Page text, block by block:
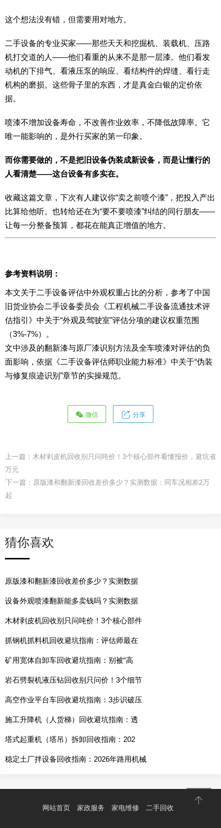
这个想法没有错，但需要用对地方。
二手设备的专业买家——那些天天和挖掘机、装载机、压路
机打交道的人——他们看重的从来不是那一层漆。他们看发
动机的下排气、看液压泵的响应、看结构件的焊缝、看行走
机构的磨损。这些骨子里的东西，才是真金白银的定价依
据。
喷漆不增加设备寿命，不改善作业效率，不降低故障率。它
唯一能影响的，是外行买家的第一印象。
而你需要做的，不是把旧设备伪装成新设备，而是让懂行的
人看清楚——这台设备有多实在。
收藏这篇文章，下次有人建议你“卖之前喷个漆”，把投入产出
比算给他听。也转给还在为“要不要喷漆”纠结的同行朋友——
让每一分整备预算，都花在能真正增值的地方。
参考资料说明：
本文关于二手设备评估中外观权重占比的分析，参考了中国
旧货业协会二手设备委员会《工程机械二手设备流通技术评
估指引》中关于“外观及驾驶室”评估分项的建议权重范围
（3%-7%）。
文中涉及的翻新漆与原厂漆识别方法及全车喷漆对评估的负
面影响，依据《二手设备评估师职业能力标准》中关于“伪装
与修复痕迹识别”章节的实操规范。
微信 分享
上一篇： 木材剥皮机回收别只问吨价！3个核心部件看懂报价，避坑省
万元
下一篇： 原版漆和翻新漆回收差价多少？实测数据：同车况相差2万
起
猜你喜欢
原版漆和翻新漆回收差价多少？实测数据
设备外观喷漆翻新能多卖钱吗？实测数据
木材剥皮机回收别只问吨价！3个核心部件
抓钢机抓料机回收避坑指南：评估师最在
矿用宽体自卸车回收避坑指南：别被“高
岩石劈裂机液压钻回收别只问价！3个细节
高空作业平台车回收避坑指南：3步识破压
施工升降机（人货梯）回收避坑指南：透
塔式起重机（塔吊）拆卸回收指南：202
稳定土厂拌设备回收指南：2026年路用机械
网站首页 家政服务 家电维修 二手回收